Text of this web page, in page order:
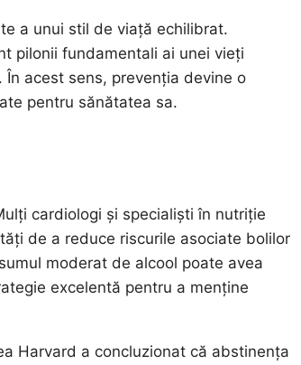
a unui stil de viață echilibrat.
pilonii fundamentali ai unei vieți
acest sens, prevenția devine o
pentru sănătatea sa.
cardiologi și specialiști în nutriție
de a reduce riscurile asociate bolilor
moderat de alcool poate avea
excelentă pentru a menține
Harvard a concluzionat că abstinența